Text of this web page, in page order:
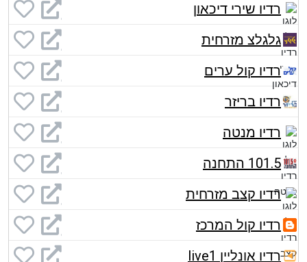
רדיו שירי דיכאון
גלגלצ מזרחית
רדיו קול ערים
רדיו בריזר
רדיו מנטה
101.5 התחנה
רדיו קצב מזרחית
רדיו קול המרכז
רדיו אונליין live1